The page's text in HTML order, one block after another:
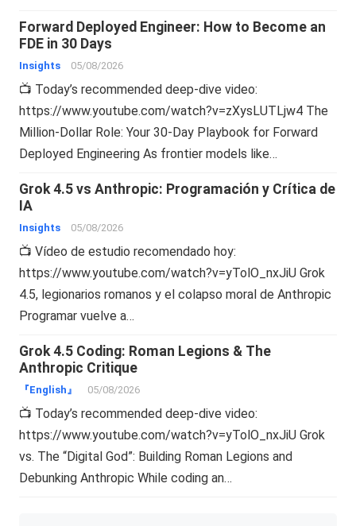
Forward Deployed Engineer: How to Become an
FDE in 30 Days
Insights 05/08/2026
📺 Today’s recommended deep-dive video:
https://www.youtube.com/watch?v=zXysLUTLjw4 The
Million-Dollar Role: Your 30-Day Playbook for Forward
Deployed Engineering As frontier models like…
Grok 4.5 vs Anthropic: Programación y Crítica de
IA
Insights 05/08/2026
📺 Vídeo de estudio recomendado hoy:
https://www.youtube.com/watch?v=yTolO_nxJiU Grok
4.5, legionarios romanos y el colapso moral de Anthropic
Programar vuelve a…
Grok 4.5 Coding: Roman Legions & The
Anthropic Critique
『English』 05/08/2026
📺 Today’s recommended deep-dive video:
https://www.youtube.com/watch?v=yTolO_nxJiU Grok
vs. The “Digital God”: Building Roman Legions and
Debunking Anthropic While coding an…